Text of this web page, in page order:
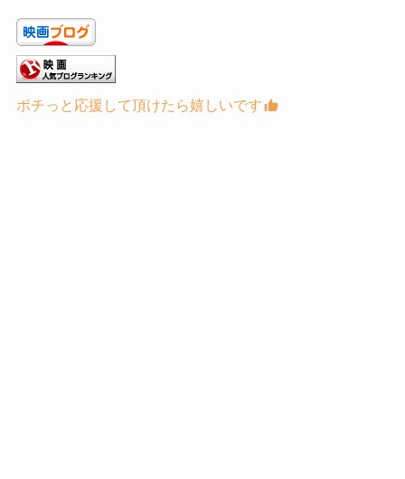
ポチっと応援して頂けたら嬉しいです